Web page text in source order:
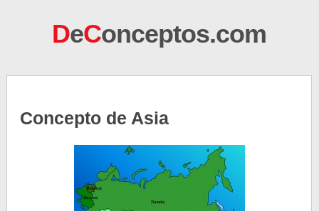
DeConceptos.com
Concepto de Asia